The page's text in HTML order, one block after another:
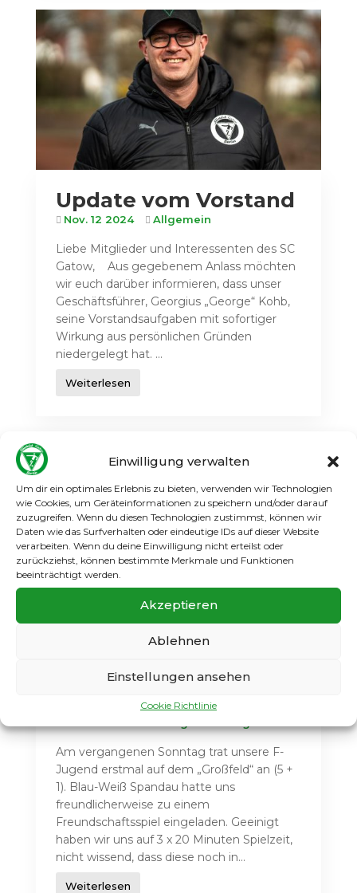
Einwilligung verwalten
Um dir ein optimales Erlebnis zu bieten, verwenden wir Technologien
wie Cookies, um Geräteinformationen zu speichern und/oder darauf
zuzugreifen. Wenn du diesen Technologien zustimmst, können wir
Daten wie das Surfverhalten oder eindeutige IDs auf dieser Website
verarbeiten. Wenn du deine Einwilligung nicht erteilst oder
zurückziehst, können bestimmte Merkmale und Funktionen
beeinträchtigt werden.
Akzeptieren
Ablehnen
Einstellungen ansehen
Cookie Richtlinie
Update vom Vorstand
Nov. 12 2024 Allgemein
Liebe Mitglieder und Interessenten des SC
Gatow, Aus gegebenem Anlass möchten
wir euch darüber informieren, dass unser
Geschäftsführer, Georgius „George“ Kohb,
seine Vorstandsaufgaben mit sofortiger
Wirkung aus persönlichen Gründen
niedergelegt hat. ...
Weiterlesen
Spielbericht: F-Jugend
Blau Weiß Spandau //
10.11.2024
Am vergangenen Sonntag trat unsere F-
Jugend erstmal auf dem „Großfeld“ an (5 +
1). Blau-Weiß Spandau hatte uns
freundlicherweise zu einem
Freundschaftsspiel eingeladen. Geeinigt
haben wir uns auf 3 x 20 Minuten Spielzeit,
nicht wissend, dass diese noch in...
Weiterlesen